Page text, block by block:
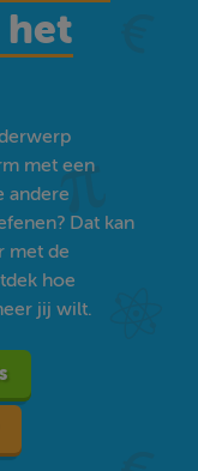
het
met een
andere
Dat kan
met de
hoe
jij wilt.